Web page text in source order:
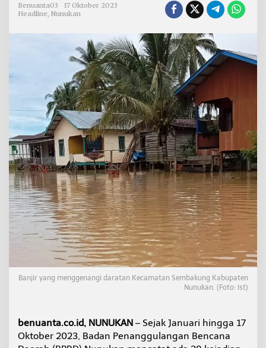
B
e
n
c
a
n
a
T
e
r
c
a
t
a
t
d
i
N
u
n
u
k
a
Benuanta03
17 Oktober 2023
Headline Nunukan
Banjir yang menggenangi daratan Kecamatan Sembakung Kabupaten
Nunukan. (Foto: Ist)
benuanta.co.id, NUNUKAN – Sejak Januari hingga 17
Oktober 2023, Badan Penanggulangan Bencana